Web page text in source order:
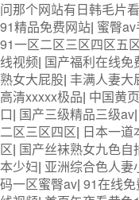
问那个网站有日韩毛片看
91精品免费网站| 蜜臀
91一区二区三区四区五
线视频| 国产福利在线免
熟女大屁股| 丰满人妻大
高清xxxxx极品| 中国黄
口| 国产三级精品三级av|
二区三区四区| 日本一道
区| 国产丝袜熟女九色自
本少妇| 亚洲综合色人妻
码一区蜜臀av| 91在线